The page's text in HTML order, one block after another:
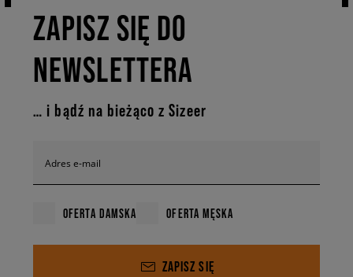
ZAPISZ SIĘ DO
NEWSLETTERA
… i bądź na bieżąco z Sizeer
Adres e-mail
OFERTA DAMSKA OFERTA MĘSKA
ZAPISZ SIĘ